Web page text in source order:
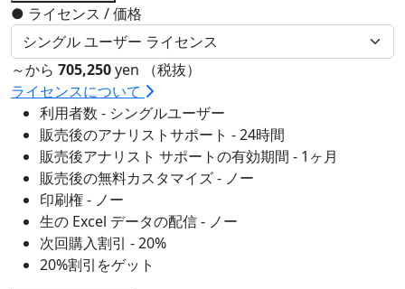
● ライセンス / 価格
～から 705,250yen （税抜）
ライセンスについて
利用者数 - シングルユーザー
販売後のアナリストサポート - 24時間
販売後アナリスト サポートの有効期間 - 1ヶ月
販売後の無料カスタマイズ - ノー
印刷権 - ノー
生の Excel データの配信 - ノー
次回購入割引 - 20%
20%割引をゲット